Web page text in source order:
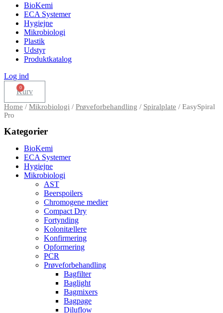
BioKemi
ECA Systemer
Hygiejne
Mikrobiologi
Plastik
Udstyr
Produktkatalog
Log ind
Kurv
Home / Mikrobiologi / Prøveforbehandling / Spiralplate / EasySpiral
Pro
Kategorier
BioKemi
ECA Systemer
Hygiejne
Mikrobiologi
AST
Beerspoilers
Chromogene medier
Compact Dry
Fortynding
Kolonitællere
Konfirmering
Opformering
PCR
Prøveforbehandling
Bagfilter
Baglight
Bagmixers
Bagpage
Diluflow